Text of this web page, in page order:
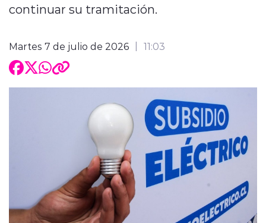
continuar su tramitación.
Martes 7 de julio de 2026 11:03